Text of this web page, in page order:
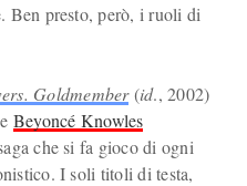
Ben presto, però, i ruoli di
Goldmember(id., 2002)
e Beyoncé Knowles
che si fa gioco di ogni
I soli titoli di testa,